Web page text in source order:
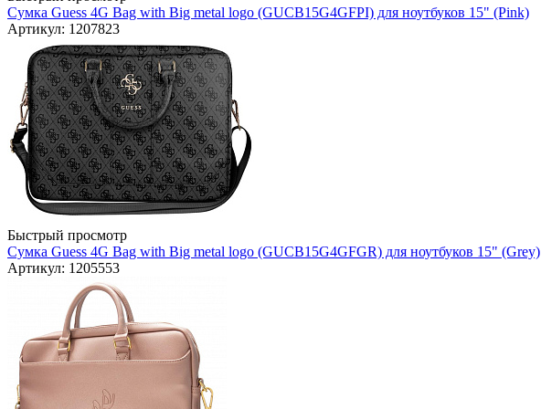
Сумка Guess 4G Bag with Big metal logo (GUCB15G4GFPI) для ноутбуков 15" (Pink)
Артикул: 1207823
Быстрый просмотр
Сумка Guess 4G Bag with Big metal logo (GUCB15G4GFGR) для ноутбуков 15" (Grey)
Артикул: 1205553